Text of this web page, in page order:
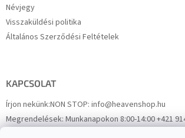
Névjegy
Visszaküldési politika
Általános Szerződési Feltételek
KAPCSOLAT
Írjon nekünk:NON STOP: info@heavenshop.hu
Megrendelések:Munkanapokon 8:00-14:00 +421